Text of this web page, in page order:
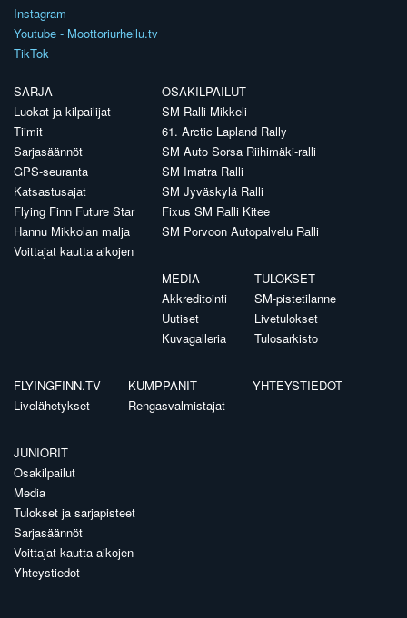
Instagram
Youtube - Moottoriurheilu.tv
TikTok
SARJA
Luokat ja kilpailijat
Tiimit
Sarjasäännöt
GPS-seuranta
Katsastusajat
Flying Finn Future Star
Hannu Mikkolan malja
Voittajat kautta aikojen
OSAKILPAILUT
SM Ralli Mikkeli
61. Arctic Lapland Rally
SM Auto Sorsa Riihimäki-ralli
SM Imatra Ralli
SM Jyväskylä Ralli
Fixus SM Ralli Kitee
SM Porvoon Autopalvelu Ralli
MEDIA
Akkreditointi
Uutiset
Kuvagalleria
TULOKSET
SM-pistetilanne
Livetulokset
Tulosarkisto
FLYINGFINN.TV
Livelähetykset
KUMPPANIT
Rengasvalmistajat
YHTEYSTIEDOT
JUNIORIT
Osakilpailut
Media
Tulokset ja sarjapisteet
Sarjasäännöt
Voittajat kautta aikojen
Yhteystiedot